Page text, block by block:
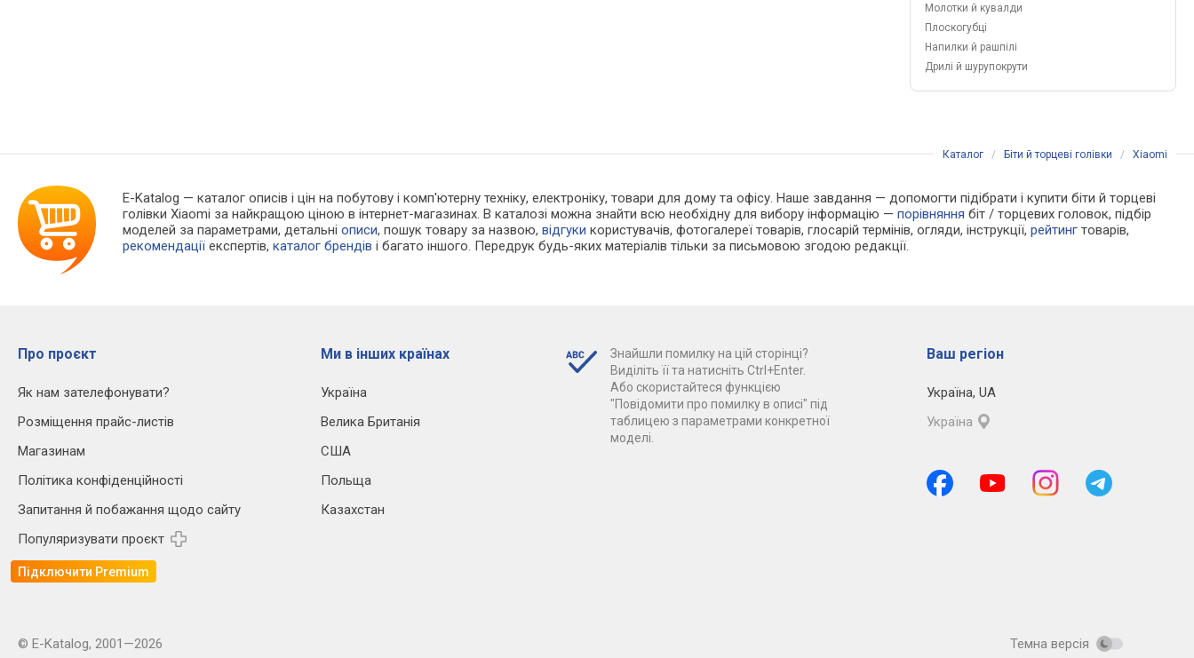
Молотки й кувалди
Плоскогубці
Напилки й рашпілі
Дрилі й шурупокрути
Каталог / Біти й торцеві голівки / Xiaomi
E-Katalog — каталог описів і цін на побутову і комп'ютерну техніку, електроніку, товари для дому та офісу. Наше завдання — допомогти підібрати і купити біти й торцеві
голівки Xiaomi за найкращою ціною в інтернет-магазинах. В каталозі можна знайти всю необхідну для вибору інформацію —порівняння біт / торцевих головок, підбір
моделей за параметрами, детальніописи, пошук товару за назвою,відгуки користувачів, фотогалереї товарів, глосарій термінів, огляди, інструкції,рейтинг товарів,
рекомендації експертів,каталог брендів і багато іншого. Передрук будь-яких матеріалів тільки за письмовою згодою редакції.
Про проєкт
Як нам зателефонувати?
Розміщення прайс-листів
Магазинам
Політика конфіденційності
Запитання й побажання щодо сайту
Популяризувати проєкт
Підключити Premium
Ми в інших країнах
Україна
Велика Британія
США
Польща
Казахстан
Знайшли помилку на цій сторінці?
Виділіть її та натисніть Ctrl+Enter.
Або скористайтеся функцією
"Повідомити про помилку в описі" під
таблицею з параметрами конкретної
моделі.
Ваш регіон
Україна, UA
Україна
© E-Katalog, 2001—2026 Темна версія